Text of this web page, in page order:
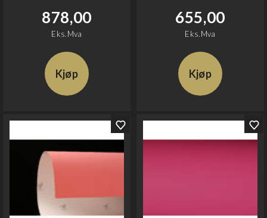
878,00
Eks.Mva
Kjøp
655,00
Eks.Mva
Kjøp